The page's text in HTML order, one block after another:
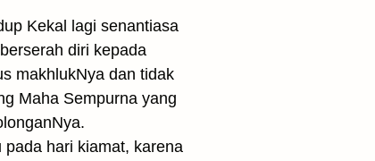
Kekal lagi senantiasa
diri kepada
makhlukNya dan tidak
Maha Sempurna yang
hari kiamat, karena